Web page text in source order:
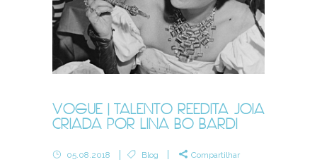
VOGUE | TALENTO REEDITA JOIA
CRIADA POR LINA BO BARDI
05.08.2018 Blog Compartilhar